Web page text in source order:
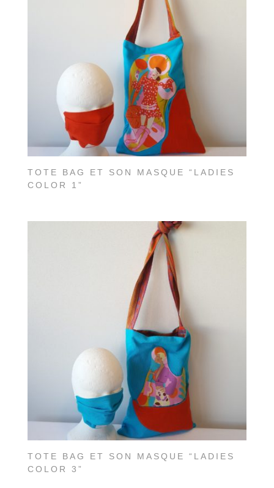
TOTE BAG ET SON MASQUE “LADIES
COLOR 1”
TOTE BAG ET SON MASQUE “LADIES
COLOR 3”